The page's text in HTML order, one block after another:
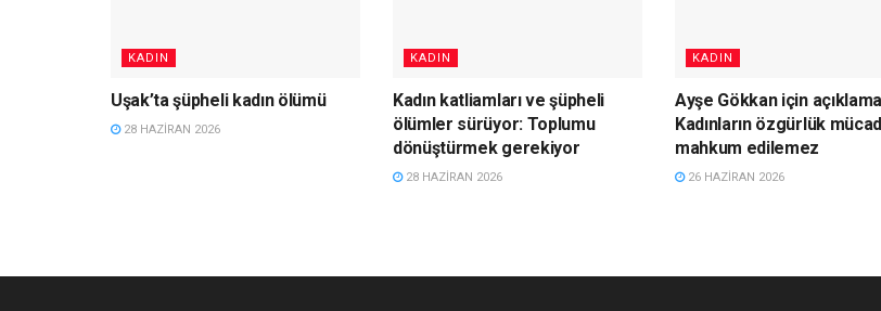
KADIN
Uşak’ta şüpheli kadın ölümü
28 HAZIRAN 2026
KADIN
Kadın katliamları ve şüpheli
ölümler sürüyor: Toplumu
dönüştürmek gerekiyor
28 HAZIRAN 2026
KADIN
Ayşe Gökkan için
Kadınların özgürlük
mahkum edilemez
26 HAZIRAN 2026